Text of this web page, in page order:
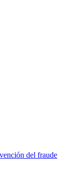
del fraude